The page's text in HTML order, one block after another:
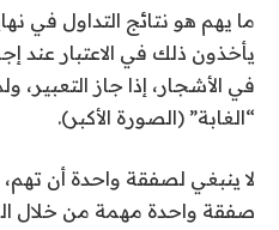
ما يهم هو نتائج التداول في
يأخذون ذلك في الاعتبار عند
في الأشجار، إذا جاز التعبير،
“الغابة” (الصورة الأكبر).
لا ينبغي لصفقة واحدة أن
صفقة واحدة مهمة من خلال